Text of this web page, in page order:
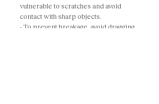
vulnerable to scratches and avoid
contact with sharp objects.
- To prevent breakage, avoid dragging